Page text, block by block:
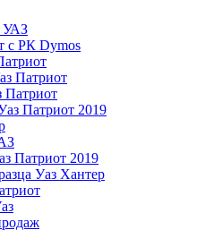
УАЗ
с РК Dymos
Патриот
Патриот 2019
Патриот 2019
Уаз Хантер